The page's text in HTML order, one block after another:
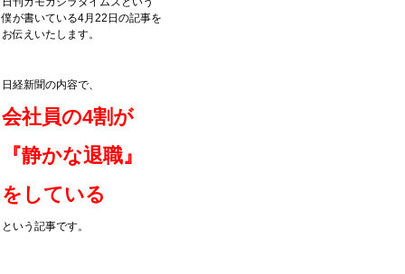
僕が書いている4月22日の記事を
お伝えいたします。
日経新聞の内容で、
会社員の4割が
『静かな退職』
をしている
という記事です。